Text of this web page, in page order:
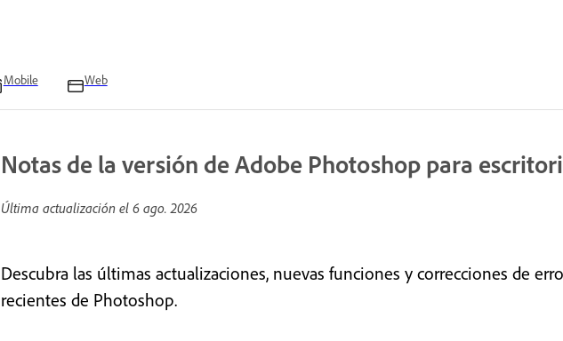
Mobile Web
Notas de la versión de Adobe Photoshop para
Última actualización el 6 ago. 2026
Descubra las últimas actualizaciones, nuevas funciones y correcciones de
recientes de Photoshop.